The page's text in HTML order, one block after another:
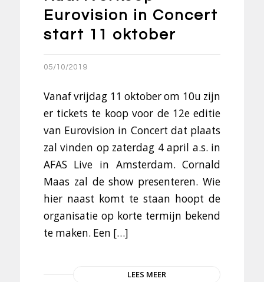
Eurovision in Concert
start 11 oktober
05/10/2019
Vanaf vrijdag 11 oktober om 10u zijn
er tickets te koop voor de 12e editie
van Eurovision in Concert dat plaats
zal vinden op zaterdag 4 april a.s. in
AFAS Live in Amsterdam. Cornald
Maas zal de show presenteren. Wie
hier naast komt te staan hoopt de
organisatie op korte termijn bekend
te maken. Een […]
LEES MEER